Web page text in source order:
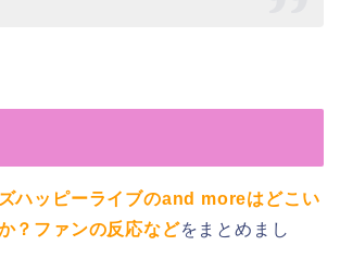
ハッピーライブのand moreはどこい
？ファンの反応などをまとめまし